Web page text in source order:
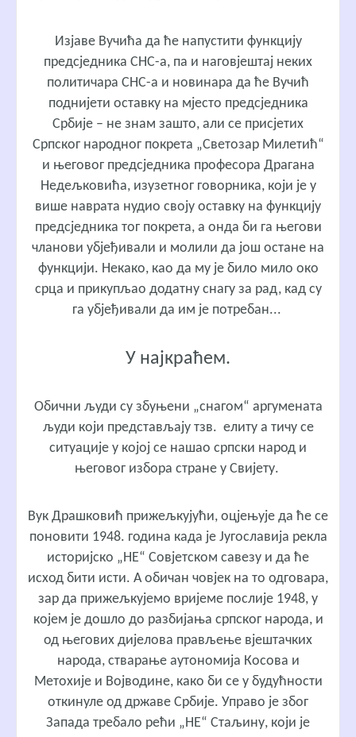
Изјаве Вучића да ће напустити функцију
предсједника СНС-а, па и наговјештај неких
политичара СНС-а и новинара да ће Вучић
поднијети оставку на мјесто предсједника
Србије – не знам зашто, али се присјетих
Српског народног покрета „Светозар Милетић“
и његовог предсједника професора Драгана
Недељковића, изузетног говорника, који је у
више наврата нудио своју оставку на функцију
предсједника тог покрета, а онда би га његови
чланови убјеђивали и молили да још остане на
функцији. Некако, као да му је било мило око
срца и прикупљао додатну снагу за рад, кад су
га убјеђивали да им је потребан...
У најкраћем.
Обични људи су збуњени „снагом“ аргумената
људи који представљају тзв. елиту а тичу се
ситуације у којој се нашао српски народ и
његовог избора стране у Свијету.
Вук Драшковић прижељкујући, оцјењује да ће се
поновити 1948. година када је Југославија рекла
историјско „НЕ“ Совјетском савезу и да ће
исход бити исти. А обичан човјек на то одговара,
зар да прижељкујемо вријеме послије 1948, у
којем је дошло до разбијања српског народа, и
од његових дијелова прављење вјештачких
народа, стварање аутономија Косова и
Метохије и Војводине, како би се у будућности
откинуле од државе Србије. Управо је због
Запада требало рећи „НЕ“ Стаљину, који је